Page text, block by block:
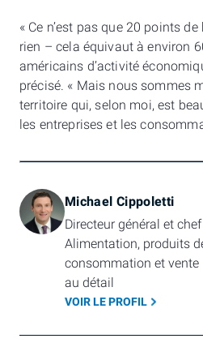
« Ce n’est pas que 20 points
rien – cela équivaut à environ
américains d’activité
précisé. « Mais nous sommes
territoire qui, selon moi, est
les entreprises et les
Michael Cippoletti
Directeur général et
Alimentation, produits
consommation et vente
au détail
VOIR LE PROFIL